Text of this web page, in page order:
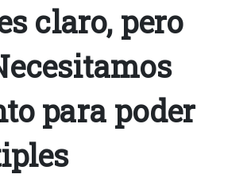
claro, pero
para poder